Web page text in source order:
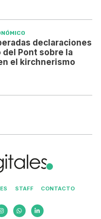
declaraciones
del Pont sobre la
el kirchnerismo
STAFF CONTACTO